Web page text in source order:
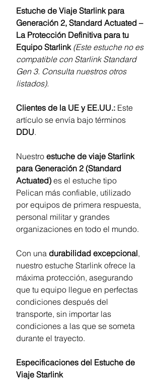
Estuche de Viaje Starlink para
Generación 2, Standard Actuated –
La Protección Definitiva para tu
Equipo Starlink (Este estuche no es
compatible con Starlink Standard
Gen 3. Consulta nuestros otros
listados).
Clientes de la UE y EE.UU.: Este
artículo se envía bajo términos
DDU.
Nuestro estuche de viaje Starlink
para Generación 2 (Standard
Actuated) es el estuche tipo
Pelican más confiable, utilizado
por equipos de primera respuesta,
personal militar y grandes
organizaciones en todo el mundo.
Con una durabilidad excepcional,
nuestro estuche Starlink ofrece la
máxima protección, asegurando
que tu equipo llegue en perfectas
condiciones después del
transporte, sin importar las
condiciones a las que se someta
durante el trayecto.
Especificaciones del Estuche de
Viaje Starlink